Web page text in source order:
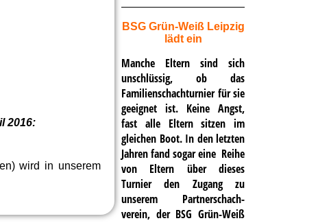
2016:
wird in unserem
BSG Grün-Weiß Leipzig
lädt ein
Manche Eltern sind sich
unschlüssig, ob das
Familienschachturnier für sie
geeignet ist. Keine Angst,
fast alle Eltern sitzen im
gleichen Boot. In den letzten
Jahren fand sogar eine Reihe
von Eltern über dieses
Turnier den Zugang zu
unserem Partnerschach-
verein, der BSG Grün-Weiß